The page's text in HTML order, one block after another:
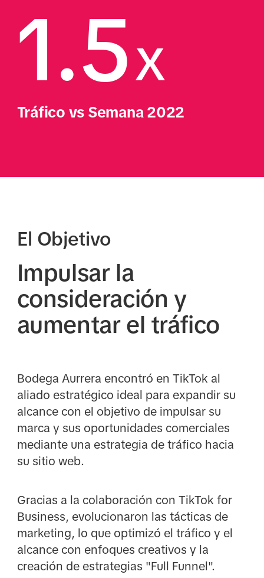
1.5X
Tráfico vs Semana 2022
El Objetivo
Impulsar la
consideración y
aumentar el tráfico
Bodega Aurrera encontró en TikTok al
aliado estratégico ideal para expandir su
alcance con el objetivo de impulsar su
marca y sus oportunidades comerciales
mediante una estrategia de tráfico hacia
su sitio web.
Gracias a la colaboración con TikTok for
Business, evolucionaron las tácticas de
marketing, lo que optimizó el tráfico y el
alcance con enfoques creativos y la
creación de estrategias "Full Funnel".